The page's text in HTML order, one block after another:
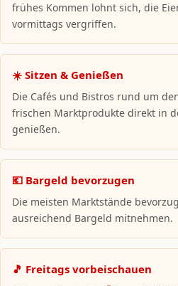
frühes Kommen lohnt sich, die
vormittags vergriffen.
☀️ Sitzen & Genießen
Die Cafés und Bistros rund um
frischen Marktprodukte direkt in
genießen.
💶 Bargeld bevorzugen
Die meisten Marktstände
ausreichend Bargeld mitnehmen.
🎵 Freitags vorbeischauen